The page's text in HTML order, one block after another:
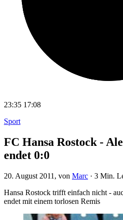
23:35 17:08
Sport
FC Hansa Rostock -
endet 0:0
20. August 2011 , von Marc · 3 Min.
Hansa Rostock trifft einfach nicht -
endet mit einem torlosen Remis